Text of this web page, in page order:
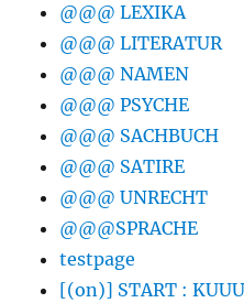
@@@ LEXIKA
@@@ LITERATUR
@@@ NAMEN
@@@ PSYCHE
@@@ SACHBUCH
@@@ SATIRE
@@@ UNRECHT
@@@SPRACHE
testpage
[(on)] START :